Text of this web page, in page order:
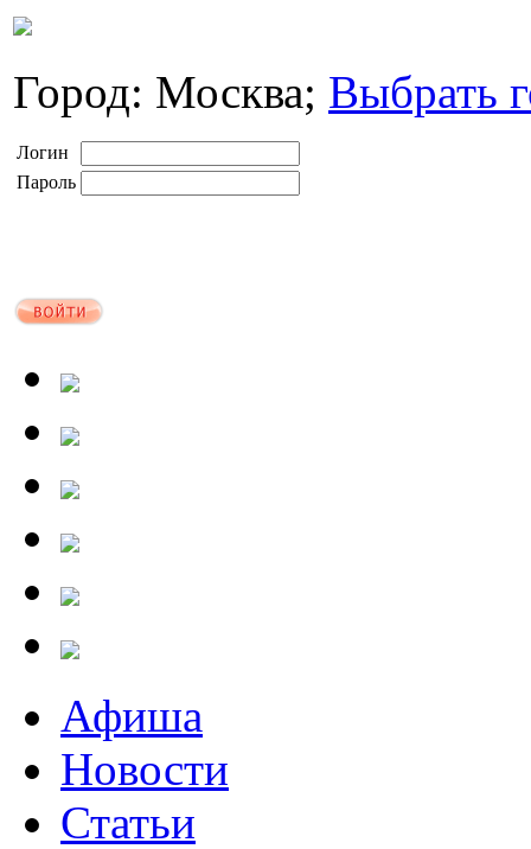
Город: Москва; Выбрать
Логин
Пароль
Афиша
Новости
Статьи